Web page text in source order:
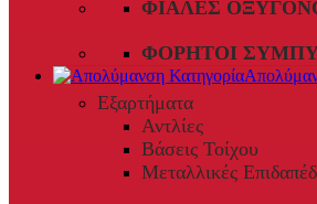
ΦΙΆΛΕΣ
ΦΟΡΗΤΟΊ
Εξαρτήματα
Αντλίες
Βάσεις Τοίχου
Μεταλλικές